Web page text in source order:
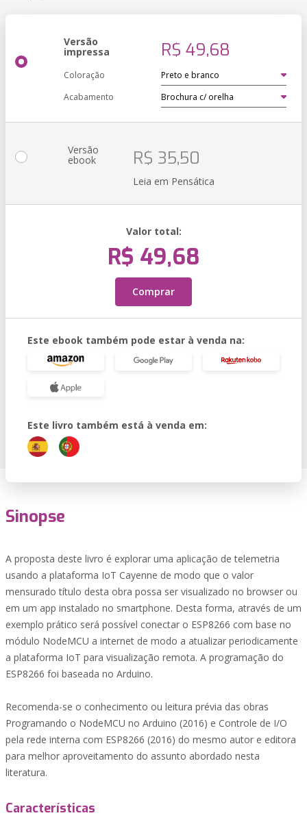
Versão
impressa R$ 49,68
Coloração
Acabamento
Versão
ebook R$ 35,50
Leia em Pensática
Valor total:
R$ 49,68
Comprar
Este ebook também pode estar à venda na:
Este livro também está à venda em:
Sinopse
A proposta deste livro é explorar uma aplicação de telemetria
usando a plataforma IoT Cayenne de modo que o valor
mensurado título desta obra possa ser visualizado no browser ou
em um app instalado no smartphone. Desta forma, através de um
exemplo prático será possível conectar o ESP8266 com base no
módulo NodeMCU a internet de modo a atualizar periodicamente
a plataforma IoT para visualização remota. A programação do
ESP8266 foi baseada no Arduino.
Recomenda-se o conhecimento ou leitura prévia das obras
Programando o NodeMCU no Arduino (2016) e Controle de I/O
pela rede interna com ESP8266 (2016) do mesmo autor e editora
para melhor aproveitamento do assunto abordado nesta
literatura.
Características